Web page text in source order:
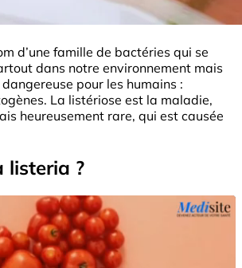
d’une famille de bactéries qui se
dans notre environnement mais
pour les humains :
La listériose est la maladie,
heureusement rare, qui est causée
listeria ?